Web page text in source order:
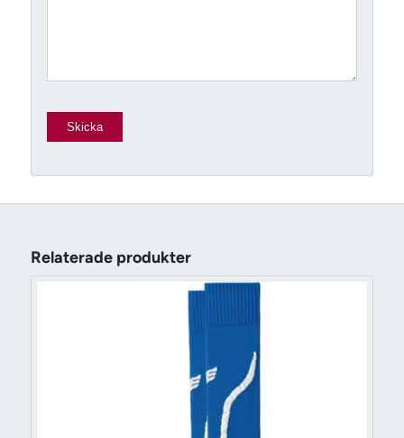
Relaterade produkter